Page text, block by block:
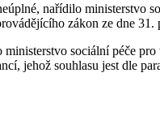
nařídilo ministerstvo
zákon ze dne 31.
sociální péče
jehož souhlasu jest dle